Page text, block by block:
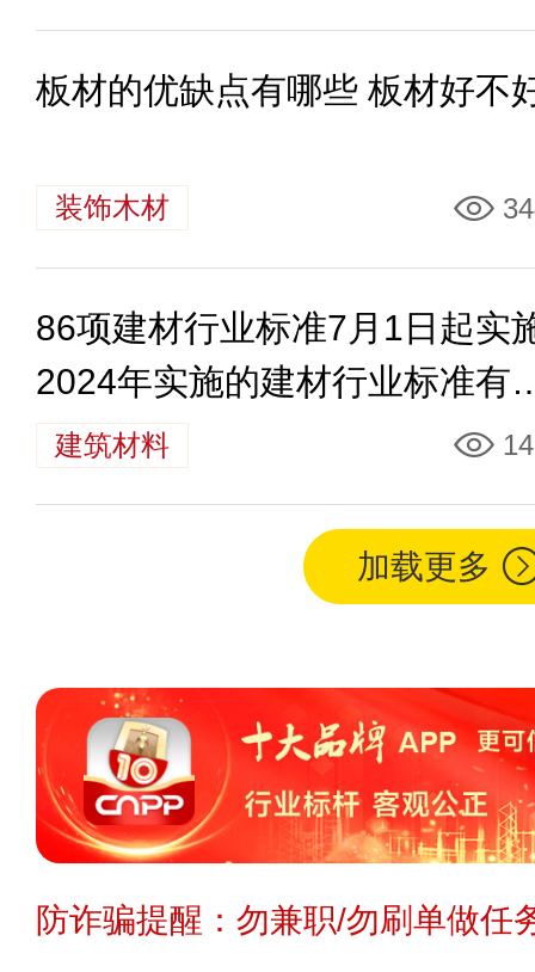
板材的优缺点有哪些 板材好不
装饰木材
86项建材行业标准7月1日起实
2024年实施的建材行业标准有
些建筑材料
加载更多
防诈骗提醒：勿兼职/勿刷单做任